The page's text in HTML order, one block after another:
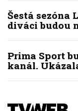
Šestá sezóna
diváci budou
Prima Sport
kanál.